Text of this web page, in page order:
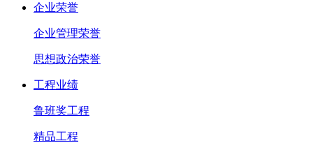
企业荣誉
企业管理荣誉
思想政治荣誉
工程业绩
鲁班奖工程
精品工程